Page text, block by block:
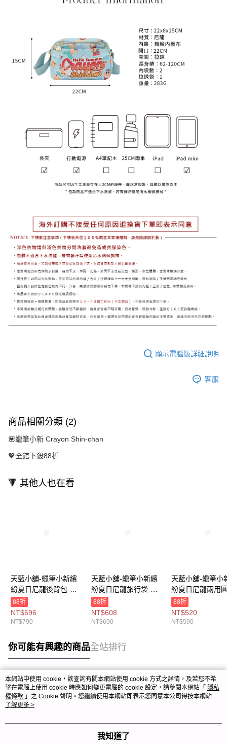
顯示電腦版詳細說明
客服
商品相關分類 (2)
💟蠟筆小新 Crayon Shin-chan
💖全館下殺88折
🔻 其他人也在看
天藍小舖-蠟筆小新繽
紛夏日尼龍後背包-單1
款-$790【A12122313
】
88折
NT$696
NT$790
天藍小舖-蠟筆小新繽
紛夏日尼龍旅行袋-單1
款-$690【A13130103
】
88折
NT$608
NT$690
天藍小舖-蠟筆小
紛夏日尼龍兩用
背包-單1
款-$590【
】
88折
NT$520
NT$590
你可能有興趣的商品全站排行
熱門標籤
本網站中使用 cookie，欲查詢有關本網站使用 cookie 方式之詳情，及若您不希
望在電腦上使用 cookie 時應如何變更電腦的 cookie 設定，請參閱本網站「 隱私
權條款 」之 Cookie 聲明。您繼續使用本網站即表示您同意本公司得按本網站使
用條款之 Cookie 聲明使用 cookie。
了解更多 >
我知道了